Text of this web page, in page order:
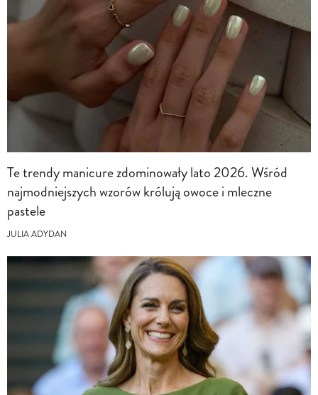
Te trendy manicure zdominowały lato 2026. Wśród
najmodniejszych wzorów królują owoce i mleczne
pastele
JULIA ADYDAN